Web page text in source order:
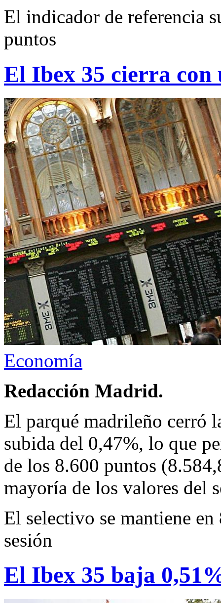
El indicador de referencia
puntos
El Ibex 35 cierra con
Economía
Redacción Madrid.
El parqué madrileño cerró
subida del 0,47%, lo que
de los 8.600 puntos
mayoría de los valores del
El selectivo se mantiene
sesión
El Ibex 35 baja